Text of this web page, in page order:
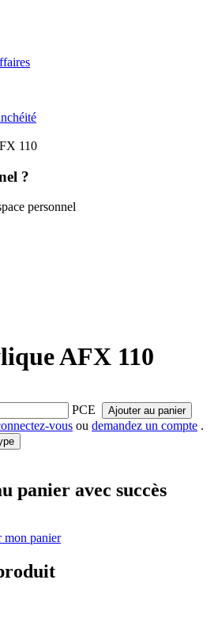
110
?
personnel
AFX 110
PCE Ajouter au panier
vous ou demandez un compte .
panier avec succès
mon panier